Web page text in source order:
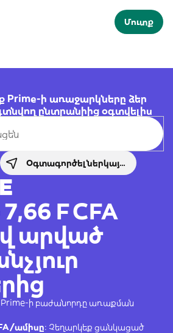
Մուտք
Prime-ի առաջարկները ձեր
ընտրանիից օգտվելիս
Օգտագործել ներկայիս
F CFA
արված
Prime-ի բաժանորդը առաքման
ամիսը։ Չեղարկեք ցանկացած